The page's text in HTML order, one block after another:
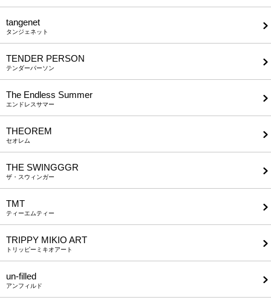
tangenet
タンジェネット
TENDER PERSON
テンダーパーソン
The Endless Summer
エンドレスサマー
THEOREM
セオレム
THE SWINGGGR
ザ・スウィンガー
TMT
ティーエムティー
TRIPPY MIKIO ART
トリッピーミキオアート
un-filled
アンフィルド